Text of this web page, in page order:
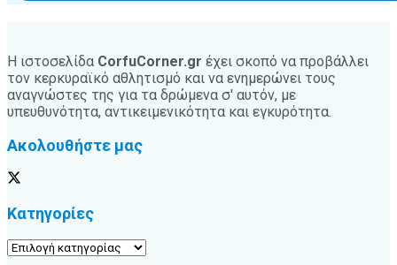
Η ιστοσελίδα CorfuCorner.gr έχει σκοπό να προβάλλει
τον κερκυραϊκό αθλητισμό και να ενημερώνει τους
αναγνώστες της για τα δρώμενα σ' αυτόν, με
υπευθυνότητα, αντικειμενικότητα και εγκυρότητα.
Ακολουθήστε μας
Κατηγορίες
Κατηγορίες